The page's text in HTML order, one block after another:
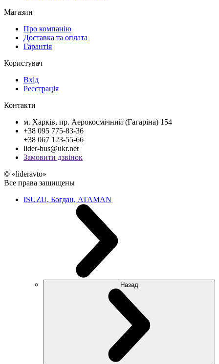
Магазин
Про компанію
Доставка та оплата
Гарантія
Користувач
Вхід
Реєстрація
Контакти
м. Харків, пр. Аерокосмічний (Гагаріна) 154
+38 095 775-83-36
+38 067 123-55-66
lider-bus@ukr.net
Замовити дзвінок
© «lideravto»
Все права защищены
ISUZU, Богдан, ATAMAN
Назад